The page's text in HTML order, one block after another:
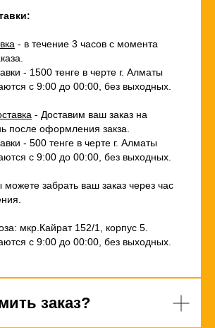
- в течение 3 часов с момента
- 1500 тенге в черте г. Алматы
с 9:00 до 00:00, без выходных.
- Доставим ваш заказ на
после оформления закза.
- 500 тенге в черте г. Алматы
с 9:00 до 00:00, без выходных.
забрать ваш заказ через час
мкр.Кайрат 152/1, корпус 5.
с 9:00 до 00:00, без выходных.
заказ?